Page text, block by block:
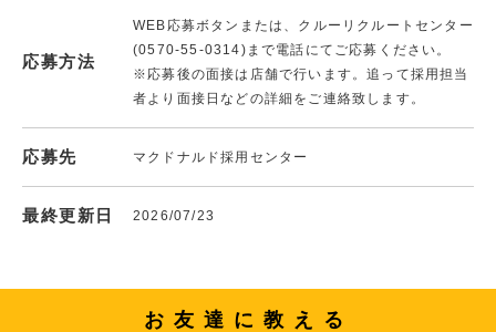
応募方法
WEB応募ボタンまたは、クルーリクルートセンター
(0570-55-0314)まで電話にてご応募ください。
※応募後の面接は店舗で行います。追って採用担当
者より面接日などの詳細をご連絡致します。
応募先 マクドナルド採用センター
最終更新日 2026/07/23
お友達に教える